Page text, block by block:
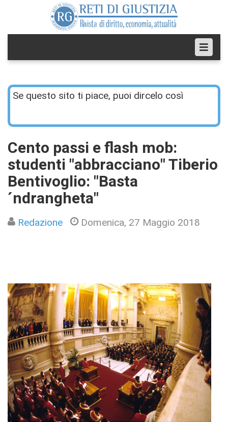
Se questo sito ti piace, puoi dircelo così
Cento passi e flash mob:
studenti "abbracciano" Tiberio
Bentivoglio: "Basta
´ndrangheta"
Redazione Domenica, 27 Maggio 2018